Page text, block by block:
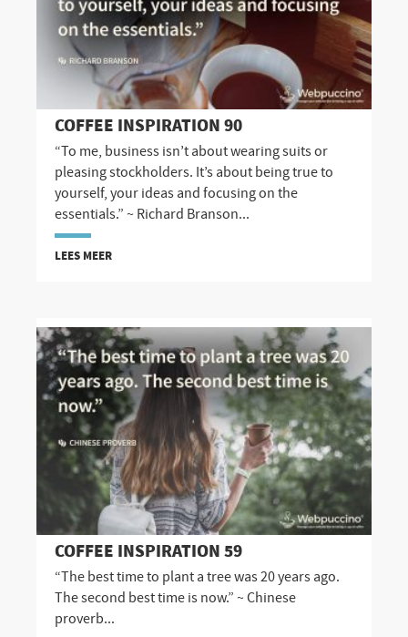
COFFEE INSPIRATION 90
“To me, business isn’t about wearing suits or
pleasing stockholders. It’s about being true to
yourself, your ideas and focusing on the
essentials.” ~ Richard Branson...
LEES MEER
COFFEE INSPIRATION 59
“The best time to plant a tree was 20 years ago.
The second best time is now.” ~ Chinese
proverb...